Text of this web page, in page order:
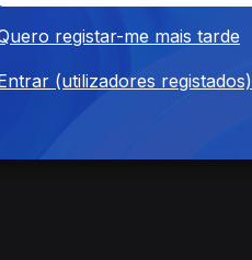
registar-me mais tarde
(utilizadores registados)